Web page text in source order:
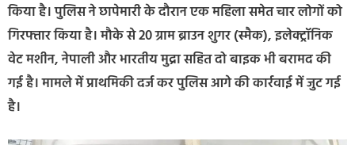
किया है। पुलिस ने छापेमारी के दौरान एक महिला समेत चार लोगों को
गिरफ्तार किया है। मौके से 20 ग्राम ब्राउन शुगर (स्मैक), इलेक्ट्रॉनिक
वेट मशीन, नेपाली और भारतीय मुद्रा सहित दो बाइक भी बरामद की
गई है। मामले में प्राथमिकी दर्ज कर पुलिस आगे की कार्रवाई में जुट गई
है।